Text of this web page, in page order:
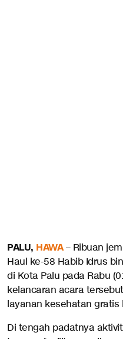
PALU, HAWA– Ribuan
Haul ke-58 Habib Idrus
di Kota Palu pada Rabu
kelancaran acara
layanan kesehatan gratis
Di tengah padatnya